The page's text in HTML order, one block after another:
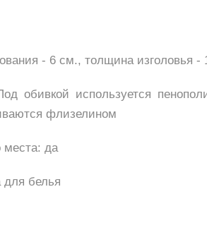
- 6 см., толщина изголовья -
обивкой используется
флизелином
места: да
белья